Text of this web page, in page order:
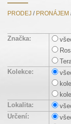
PRODEJ / PRONÁJEM
Značka:
Kolekce:
Lokalita:
Určení: